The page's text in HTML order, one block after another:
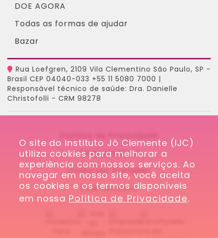
O site do Instituto Jô Clemente (IJC)
utiliza cookies para melhorar a
experiência com nossos serviços. Ao
navegar em nosso site, você aceita
os cookies e os termos disponíveis
em nossa Política de Privacidade.
DOE AGORA
Todas as formas de ajudar
Bazar
Rua Loefgren, 2109 Vila Clementino São Paulo, SP -
Brasil CEP 04040-033 +55 11 5080 7000 |
Responsável técnico de saúde: Dra. Danielle
Christofolli - CRM 98278
Onde Estamos
Como ser Atendido
Fale Conosco